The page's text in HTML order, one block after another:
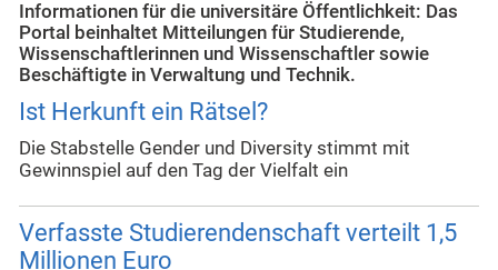
Informationen für die universitäre Öffentlichkeit: Das
Portal beinhaltet Mitteilungen für Studierende,
Wissenschaftlerinnen und Wissenschaftler sowie
Beschäftigte in Verwaltung und Technik.
Ist Herkunft ein Rätsel?
Die Stabstelle Gender und Diversity stimmt mit
Gewinnspiel auf den Tag der Vielfalt ein
Verfasste Studierendenschaft verteilt 1,5
Millionen Euro